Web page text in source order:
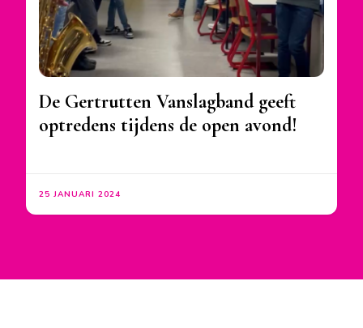
De Gertrutten Vanslagband geeft
optredens tijdens de open avond!
25 JANUARI 2024